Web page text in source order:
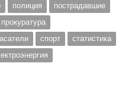
полиция
пострадавшие
прокуратура
спорт
статистика